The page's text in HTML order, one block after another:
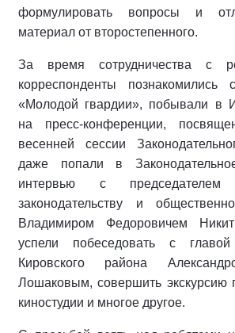
форму­лировать вопросы и
материал от второстепенного.
За время сотрудничества с
корреспонденты позна­комились
«Молодой гвардии», побывали в
на пресс-конференции,
весенней сессии
даже попа­ли в
интервью с
законодательству и
Владимиром Федоро­вичем
успели побеседовать с главой
Кировского района
Лошаковым, совершить экскурсию
кино­студии и многое другое.